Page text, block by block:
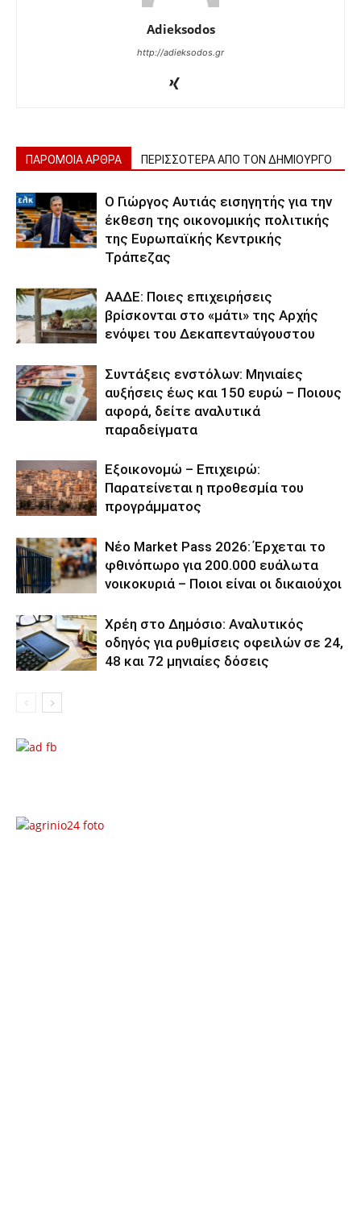
Adieksodos
http://adieksodos.gr
ΠΑΡΟΜΟΙΑ ΑΡΘΡΑ ΠΕΡΙΣΣΟΤΕΡΑ ΑΠΟ ΤΟΝ ΔΗΜΙΟΥΡΓΟ
Ο Γιώργος Αυτιάς εισηγητής για την
έκθεση της οικονομικής πολιτικής
της Ευρωπαϊκής Κεντρικής
Τράπεζας
ΑΑΔΕ: Ποιες επιχειρήσεις
βρίσκονται στο «μάτι» της Αρχής
ενόψει του Δεκαπενταύγουστου
Συντάξεις ενστόλων: Mηνιαίες
αυξήσεις έως και 150 ευρώ – Ποιους
αφορά, δείτε αναλυτικά
παραδείγματα
Εξοικονομώ – Επιχειρώ:
Παρατείνεται η προθεσμία του
προγράμματος
Νέο Market Pass 2026: Έρχεται το
φθινόπωρο για 200.000 ευάλωτα
νοικοκυριά – Ποιοι είναι οι δικαιούχοι
Χρέη στο Δημόσιο: Αναλυτικός
οδηγός για ρυθμίσεις οφειλών σε 24,
48 και 72 μηνιαίες δόσεις